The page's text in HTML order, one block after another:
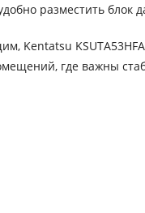
разместить блок
Kentatsu
где важны